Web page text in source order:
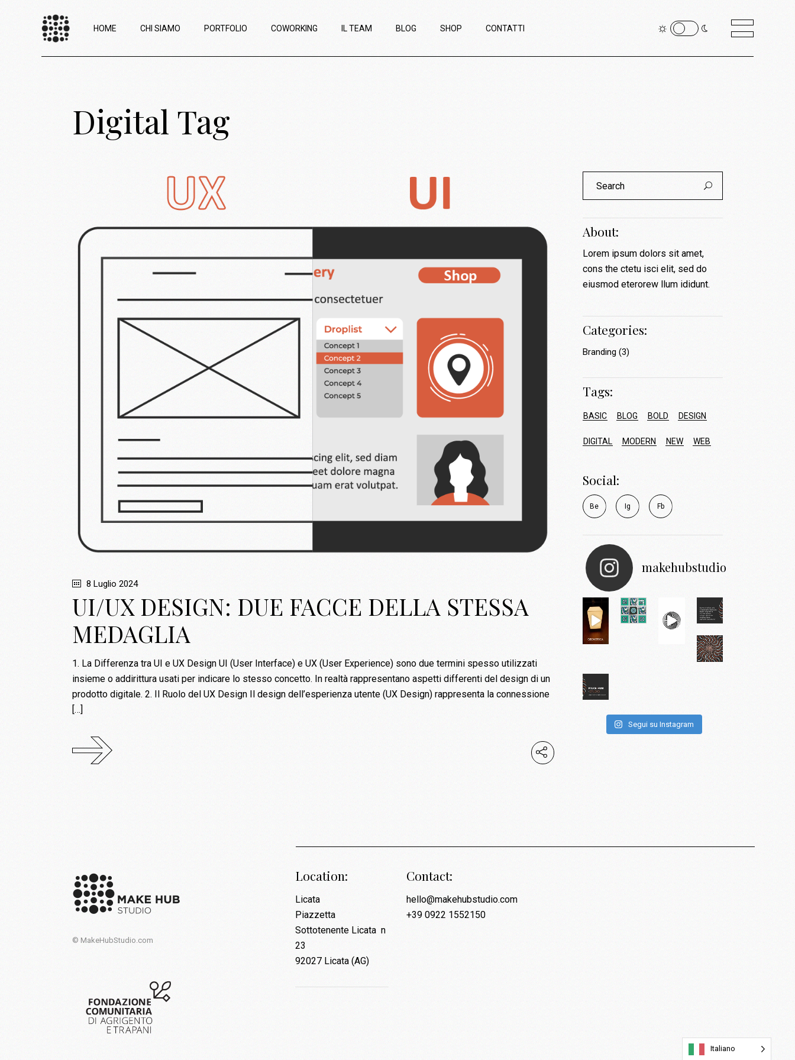
HOME CHI SIAMO PORTFOLIO COWORKING IL TEAM BLOG SHOP CONTATTI
Digital Tag
8 Luglio 2024
UI/UX DESIGN: DUE FACCE DELLA STESSA
MEDAGLIA
1. La Differenza tra UI e UX Design UI (User Interface) e UX (User Experience) sono due termini spesso utilizzati
insieme o addirittura usati per indicare lo stesso concetto. In realtà rappresentano aspetti differenti del design di un
prodotto digitale. 2. Il Ruolo del UX Design Il design dell’esperienza utente (UX Design) rappresenta la connessione
[…]
Search
About:
Lorem ipsum dolors sit amet,
cons the ctetu isci elit, sed do
eiusmod eterorew llum ididunt.
Categories:
Branding(3)
Tags:
BASIC BLOG BOLD DESIGN
DIGITAL MODERN NEW WEB
Social:
Be g Fb
makehubstudio
Segui su Instagram
© MakeHubStudio.com
Location:
Licata
Piazzetta
Sottotenente Licata n
23
92027 Licata (AG)
Contact:
hello@makehubstudio.com
+39 0922 1552150
Italiano